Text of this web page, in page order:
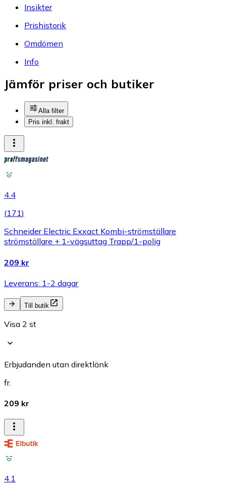
Insikter
Prishistorik
Omdömen
Info
Jämför priser och butiker
Alla filter
Pris inkl. frakt
4.4
(171)
Schneider Electric Exxact Kombi-strömställare
strömställare + 1-vägsuttag Trapp/1-polig
209 kr
Leverans: 1-2 dagar
Till butik
Visa 2 st
Erbjudanden utan direktlänk
fr.
209 kr
4.1